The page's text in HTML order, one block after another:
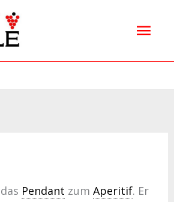
Pendant zum Aperitif. Er